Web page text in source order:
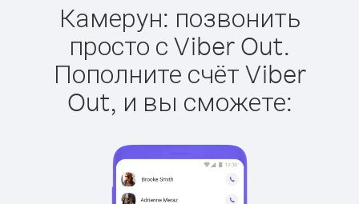
Камерун: позвонить
просто с Viber Out.
Пополните счёт Viber
Out, и вы сможете: